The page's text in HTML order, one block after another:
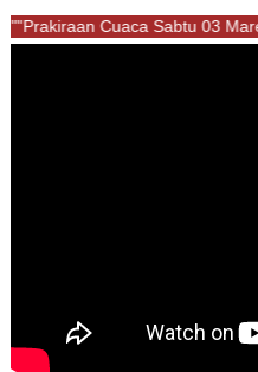
""Prakiraan Cuaca Sabtu 03